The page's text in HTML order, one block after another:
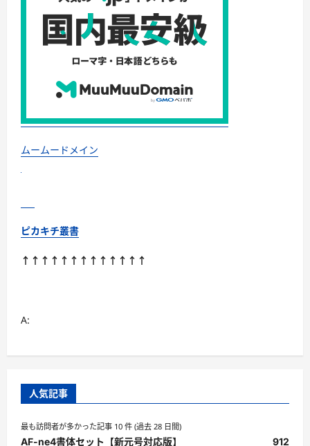
ムームードメイン
ピカキチ叢書
↑↑↑↑↑↑↑↑↑↑↑↑↑
A:
人気記事
最も訪問者が多かった記事 10 件 (過去 28 日間)
AF-ne4書体セット【新元号対応版】 912